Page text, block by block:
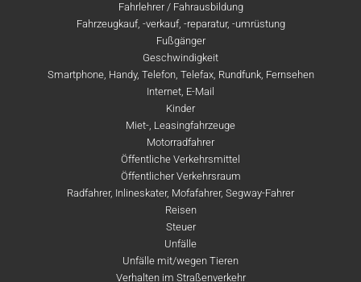
Fahrlehrer / Fahrausbildung
Fahrzeugkauf, -verkauf, -reparatur, -umrüstung
Fußgänger
Geschwindigkeit
Smartphone, Handy, Telefon, Telefax, Rundfunk, Fernsehen
Internet, E-Mail
Kinder
Miet-, Leasingfahrzeuge
Motorradfahrer
Öffentliche Verkehrsmittel
Öffentlicher Verkehrsraum
Radfahrer, Inlineskater, Mofafahrer, Segway-Fahrer
Reisen
Steuer
Unfälle
Unfälle mit/wegen Tieren
Verhalten im Straßenverkehr